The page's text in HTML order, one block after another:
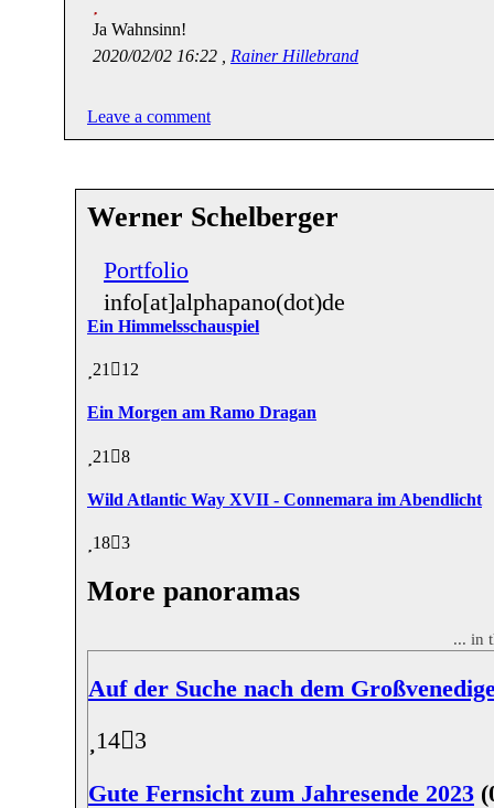
Ja Wahnsinn!
2020/02/02 16:22 , Rainer Hillebrand
Leave a comment
Werner Schelberger
Portfolio
info[at]alphapano(dot)de
Ein Himmelsschauspiel
21 12
Ein Morgen am Ramo Dragan
21 8
Wild Atlantic Way XVII - Connemara im Abendlicht
18 3
More panoramas
... in
Auf der Suche nach dem
14 3
Gute Fernsicht zum Jahresende 2023